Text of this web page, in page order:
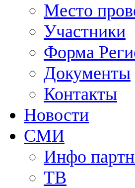
Место
Участники
Форма
Документы
Контакты
Новости
СМИ
Инфо
ТВ